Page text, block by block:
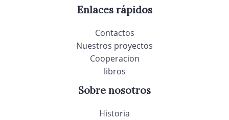
Enlaces rápidos
Contactos
Nuestros proyectos
Cooperacion
libros
Sobre nosotros
Historia